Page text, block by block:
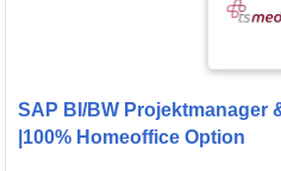
SAP BI/BW Projektmanager
|100% Homeoffice Option